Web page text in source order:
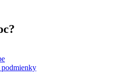
podmienky